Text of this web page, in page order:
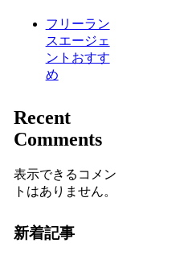
フリーラン
スエージェ
ントおすす
め
Recent
Comments
表示できるコメン
トはありません。
新着記事